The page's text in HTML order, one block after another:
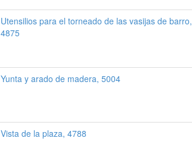
Utensilios para el torneado de las vasijas de barro,
4875
Yunta y arado de madera, 5004
Vista de la plaza, 4788